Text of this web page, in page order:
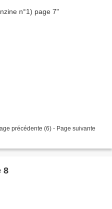
précédente (6) - Page suivante
8